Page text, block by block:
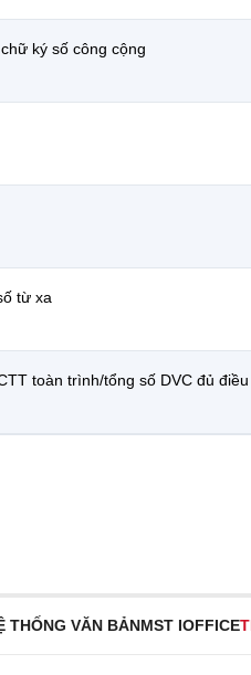
ký số công cộng
từ xa
toàn trình/tổng số DVC đủ
THỐNG VĂN BẢNMST IOFFICE